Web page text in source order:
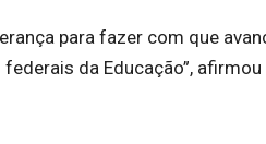
para fazer com que
da Educação”,